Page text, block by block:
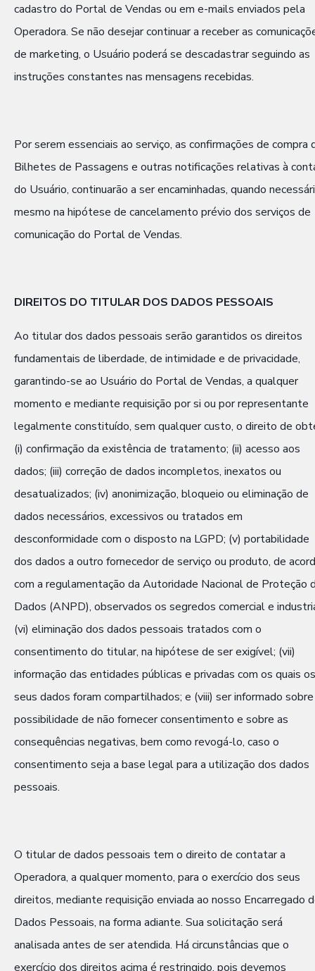
cadastro do Portal de Vendas ou em e-mails enviados pela
Operadora. Se não desejar continuar a receber as
de marketing, o Usuário poderá se descadastrar seguindo as
instruções constantes nas mensagens recebidas.
Por serem essenciais ao serviço, as confirmações de compra
Bilhetes de Passagens e outras notificações relativas à
do Usuário, continuarão a ser encaminhadas, quando
mesmo na hipótese de cancelamento prévio dos serviços de
comunicação do Portal de Vendas.
DIREITOS DO TITULAR DOS DADOS PESSOAIS
Ao titular dos dados pessoais serão garantidos os direitos
fundamentais de liberdade, de intimidade e de privacidade,
garantindo-se ao Usuário do Portal de Vendas, a qualquer
momento e mediante requisição por si ou por representante
legalmente constituído, sem qualquer custo, o direito de
(i) confirmação da existência de tratamento; (ii) acesso aos
dados; (iii) correção de dados incompletos, inexatos ou
desatualizados; (iv) anonimização, bloqueio ou eliminação de
dados necessários, excessivos ou tratados em
desconformidade com o disposto na LGPD; (v) portabilidade
dos dados a outro fornecedor de serviço ou produto, de
com a regulamentação da Autoridade Nacional de Proteção
Dados (ANPD), observados os segredos comercial e
(vi) eliminação dos dados pessoais tratados com o
consentimento do titular, na hipótese de ser exigível; (vii)
informação das entidades públicas e privadas com os quais os
seus dados foram compartilhados; e (viii) ser informado
possibilidade de não fornecer consentimento e sobre as
consequências negativas, bem como revogá-lo, caso o
consentimento seja a base legal para a utilização dos dados
pessoais.
O titular de dados pessoais tem o direito de contatar a
Operadora, a qualquer momento, para o exercício dos seus
direitos, mediante requisição enviada ao nosso Encarregado
Dados Pessoais, na forma adiante. Sua solicitação será
analisada antes de ser atendida. Há circunstâncias que o
exercício dos direitos acima é restringido, pois devemos